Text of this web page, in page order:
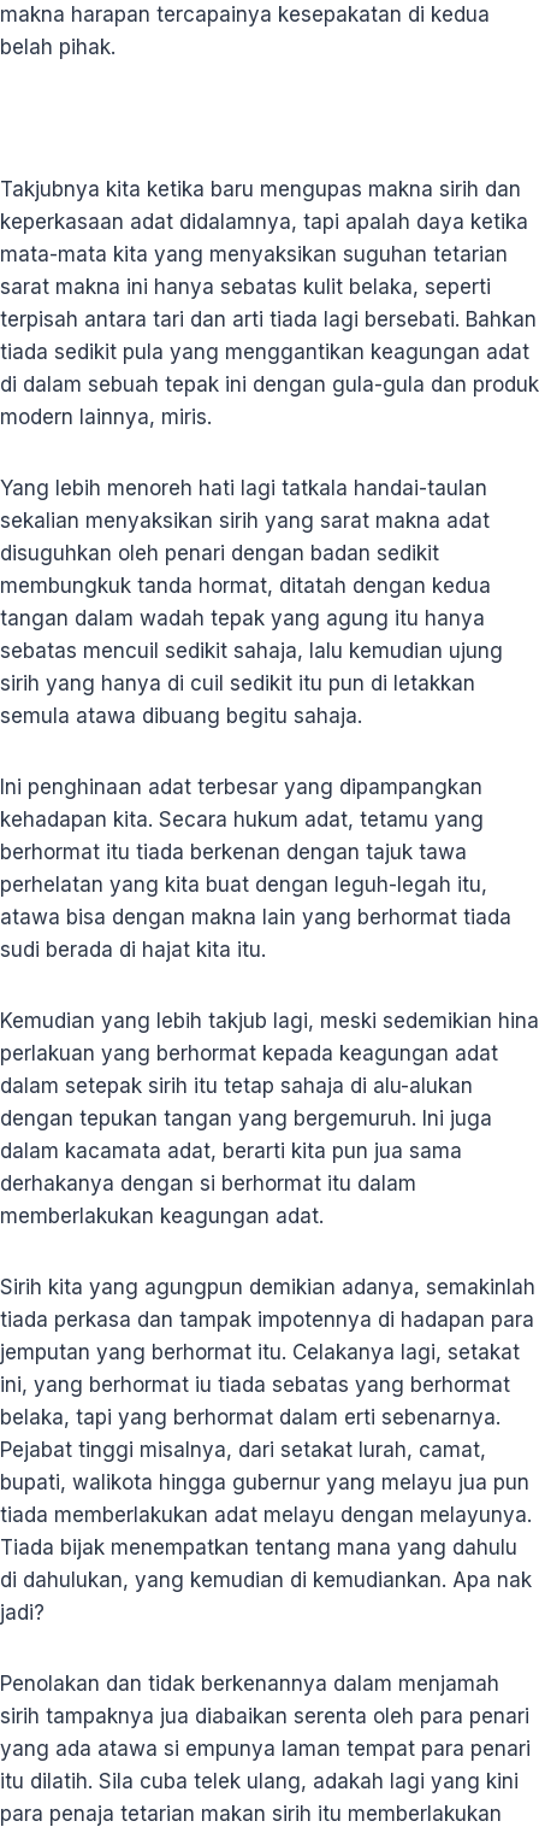
makna harapan tercapainya kesepakatan di kedua
belah pihak.
Takjubnya kita ketika baru mengupas makna sirih dan
keperkasaan adat didalamnya, tapi apalah daya ketika
mata-mata kita yang menyaksikan suguhan tetarian
sarat makna ini hanya sebatas kulit belaka, seperti
terpisah antara tari dan arti tiada lagi bersebati. Bahkan
tiada sedikit pula yang menggantikan keagungan adat
di dalam sebuah tepak ini dengan gula-gula dan produk
modern lainnya, miris.
Yang lebih menoreh hati lagi tatkala handai-taulan
sekalian menyaksikan sirih yang sarat makna adat
disuguhkan oleh penari dengan badan sedikit
membungkuk tanda hormat, ditatah dengan kedua
tangan dalam wadah tepak yang agung itu hanya
sebatas mencuil sedikit sahaja, lalu kemudian ujung
sirih yang hanya di cuil sedikit itu pun di letakkan
semula atawa dibuang begitu sahaja.
Ini penghinaan adat terbesar yang dipampangkan
kehadapan kita. Secara hukum adat, tetamu yang
berhormat itu tiada berkenan dengan tajuk tawa
perhelatan yang kita buat dengan leguh-legah itu,
atawa bisa dengan makna lain yang berhormat tiada
sudi berada di hajat kita itu.
Kemudian yang lebih takjub lagi, meski sedemikian hina
perlakuan yang berhormat kepada keagungan adat
dalam setepak sirih itu tetap sahaja di alu-alukan
dengan tepukan tangan yang bergemuruh. Ini juga
dalam kacamata adat, berarti kita pun jua sama
derhakanya dengan si berhormat itu dalam
memberlakukan keagungan adat.
Sirih kita yang agungpun demikian adanya, semakinlah
tiada perkasa dan tampak impotennya di hadapan para
jemputan yang berhormat itu. Celakanya lagi, setakat
ini, yang berhormat iu tiada sebatas yang berhormat
belaka, tapi yang berhormat dalam erti sebenarnya.
Pejabat tinggi misalnya, dari setakat lurah, camat,
bupati, walikota hingga gubernur yang melayu jua pun
tiada memberlakukan adat melayu dengan melayunya.
Tiada bijak menempatkan tentang mana yang dahulu
di dahulukan, yang kemudian di kemudiankan. Apa nak
jadi?
Penolakan dan tidak berkenannya dalam menjamah
sirih tampaknya jua diabaikan serenta oleh para penari
yang ada atawa si empunya laman tempat para penari
itu dilatih. Sila cuba telek ulang, adakah lagi yang kini
para penaja tetarian makan sirih itu memberlakukan